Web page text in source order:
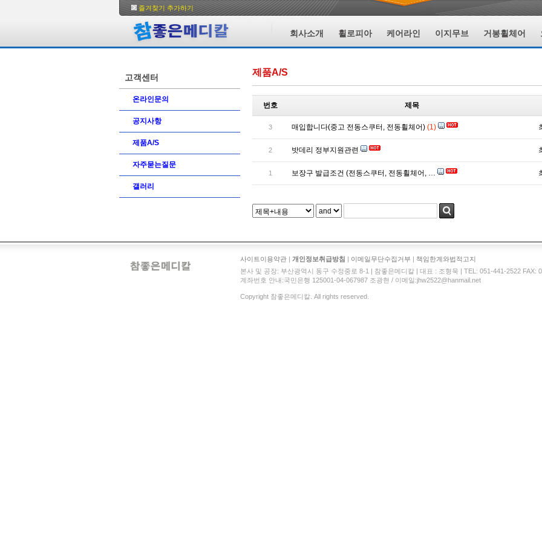
즐겨찾기 추가하기
회사소개 휠로피아 케어라인 이지무브 거봉휠체어
고객센터
온라인문의
공지사항
제품A/S
자주묻는질문
갤러리
제품A/S
번호 제목
3 매입합니다(중고 전동스쿠터, 전동휠체어) (1)
2 밧데리 정부지원관련
1 보장구 발급조건 (전동스쿠터, 전동휠체어, …
사이트이용약관 | 개인정보취급방침 | 이메일무단수집거부 | 책임한계와법적고지
본사 및 공장: 부산광역시 동구 수정중로 8-1 | 참좋은메디칼 | 대표 : 조형욱 | TEL: 051-441-2522 FAX:
계좌번호 안내:국민은행 125001-04-067987 조광현 / 이메일:jhw2522@hanmail.net
Copyright 참좋은메디칼. All rights reserved.